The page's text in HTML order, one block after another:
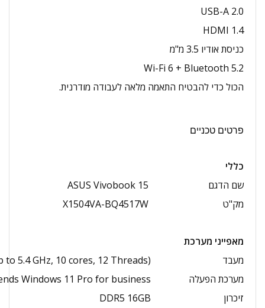
USB-A 2.0
HDMI 1.4
כניסת אודיו 3.5 מ"מ
Wi-Fi 6 + Bluetooth 5.2
הכול כדי להבטיח התאמה מלאה לעבודה מודרנית.
פרטים טכניים
כללי
שם הדגם
ASUS Vivobook 15
מק"ט
X1504VA-BQ4517W
מאפייני מערכת
מעבד
5.4 GHz, 10 cores, 12 Threads)
מערכת הפעלה
Windows 11 Pro for business
זיכרון
DDR5 16GB